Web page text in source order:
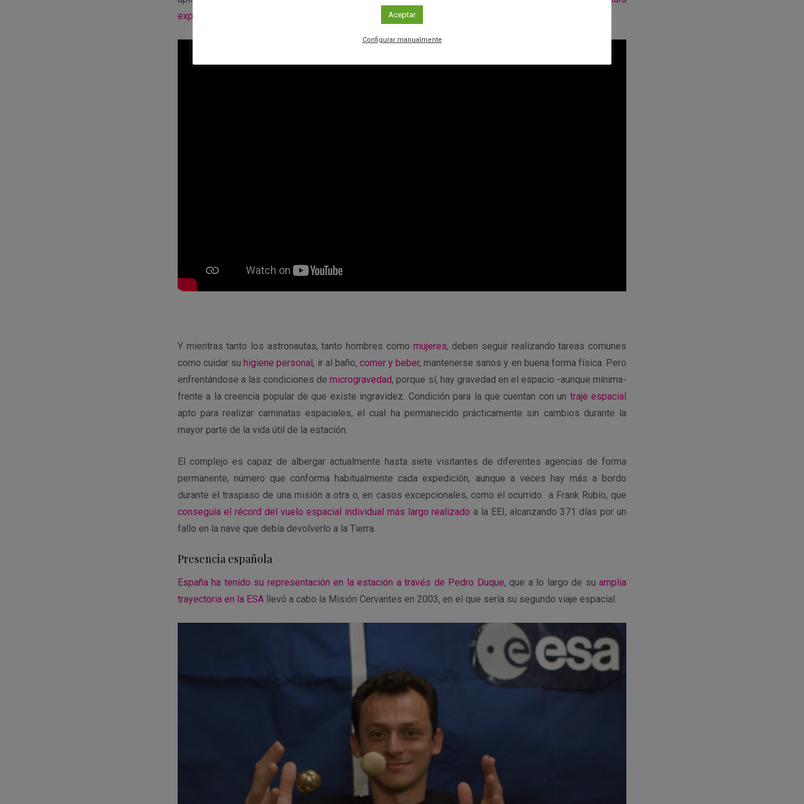
exploración espacial
Y mientras tanto los astronautas, tanto hombres como mujeres, deben seguir realizando tareas comunes
como cuidar su higiene personal, ir al baño, comer y beber, mantenerse sanos y en buena forma física. Pero
enfrentándose a las condiciones demicrogravedad, porque sí, hay gravedad en el espacio -aunque mínima-
frente a la creencia popular de que existe ingravidez. Condición para la que cuentan con un traje espacial
apto para realizar caminatas espaciales, el cual ha permanecido prácticamente sin cambios durante la
mayor parte de la vida útil de la estación.
El complejo es capaz de albergar actualmente hasta siete visitantes de diferentes agencias de forma
permanente, número que conforma habitualmente cada expedición, aunque a veces hay más a bordo
durante eltraspaso de una misión a otra o, en casos excepcionales, como el ocurrido a Frank Rubio, que
conseguía el récord del vuelo espacial individual más largo realizado a la EEI, alcanzando 371 días por un
fallo en la nave que debía devolverlo a la Tierra.
Presencia española
España ha tenido su representación en la estación a través de Pedro Duque, que a lo largo de suamplia
trayectoria en la ESA llevó a cabo la Misión Cervantes en 2003, en el que sería su segundo viaje espacial.
Aceptar
Configurar manualmente